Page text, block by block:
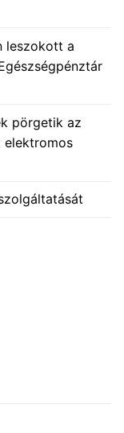
leszokott a
pörgetik az
elektromos